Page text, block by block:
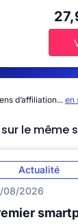
d’affiliation... en
le même
Actualité
08/2026